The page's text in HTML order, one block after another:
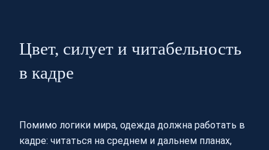
Цвет, силует и читабельность
в кадре
Помимо логики мира, одежда должна работать в
кадре: читаться на среднем и дальнем планах,